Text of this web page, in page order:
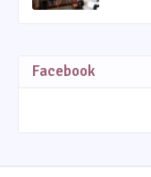
Facebook